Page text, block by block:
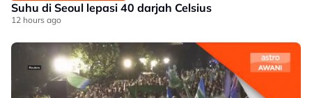
Suhu di Seoul lepasi 40 darjah Celsius
12 hours ago